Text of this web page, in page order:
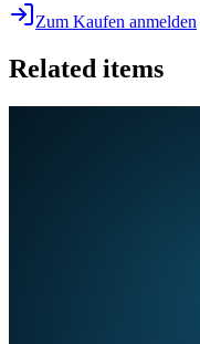
Zum Kaufen anmelden
Related items